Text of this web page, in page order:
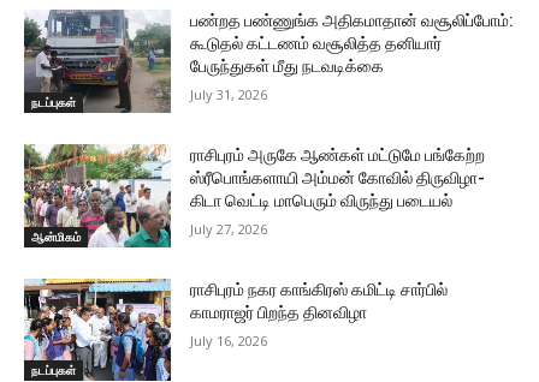
நடப்புகள்
பண்றத பண்ணுங்க அதிகமாதான் வசூலிப்போம்:
கூடுதல் கட்டணம் வசூலித்த தனியார்
பேருந்துகள் மீது நடவடிக்கை
July 31, 2026
ஆன்மிகம்
ராசிபுரம் அருகே ஆண்கள் மட்டுமே பங்கேற்ற
ஸ்ரீபொங்களாயி அம்மன் கோவில் திருவிழா-
கிடா வெட்டி மாபெரும் விருந்து படையல்
July 27, 2026
நடப்புகள்
ராசிபுரம் நகர காங்கிரஸ் கமிட்டி சார்பில்
காமராஜர் பிறந்த தினவிழா
July 16, 2026